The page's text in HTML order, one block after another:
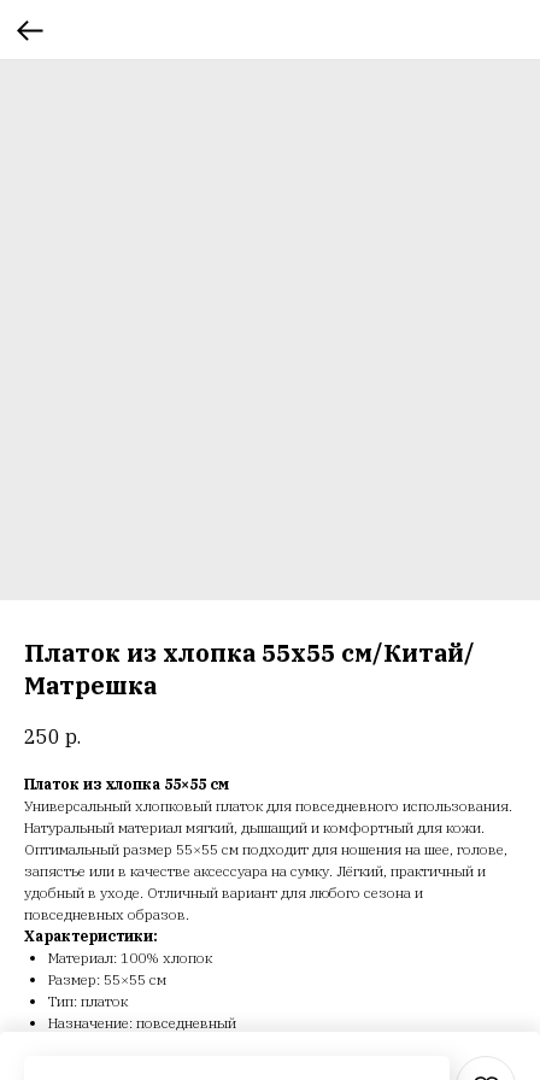
Платок из хлопка 55х55 см/Китай/
Матрешка
250 р.
Платок из хлопка 55×55 см
Универсальный хлопковый платок для повседневного использования.
Натуральный материал мягкий, дышащий и комфортный для кожи.
Оптимальный размер 55×55 см подходит для ношения на шее, голове,
запястье или в качестве аксессуара на сумку. Лёгкий, практичный и
удобный в уходе. Отличный вариант для любого сезона и
повседневных образов.
Характеристики:
Материал: 100% хлопок
Размер: 55×55 см
Тип: платок
Назначение: повседневный